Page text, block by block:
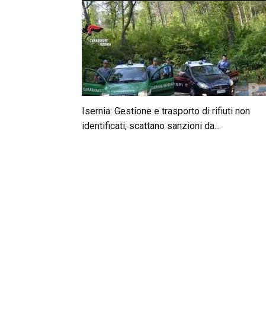
Isernia: Gestione e trasporto di rifiuti non
identificati, scattano sanzioni da...